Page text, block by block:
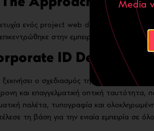
ενός project web design βασίζεται
στην εμπειρία του τελικού
ID Design &
ξεκινήσει ο σχεδιασμός της ιστοσελίδας,
και επαγγελματική οπτική ταυτότητα,
παλέτα, τυπογραφία και
τη βάση για την ενιαία εμπειρία σε
Media